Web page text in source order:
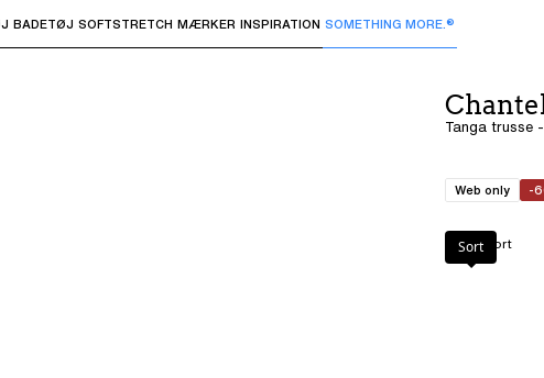
undermenuer og "Pil op" eller "Escape" for at vende tilbage
BADETØJ SOFTSTRETCH MÆRKER INSPIRATION SOMETHING MORE.®
Tanga trusse
Web only -
Farve: Sort
Sort